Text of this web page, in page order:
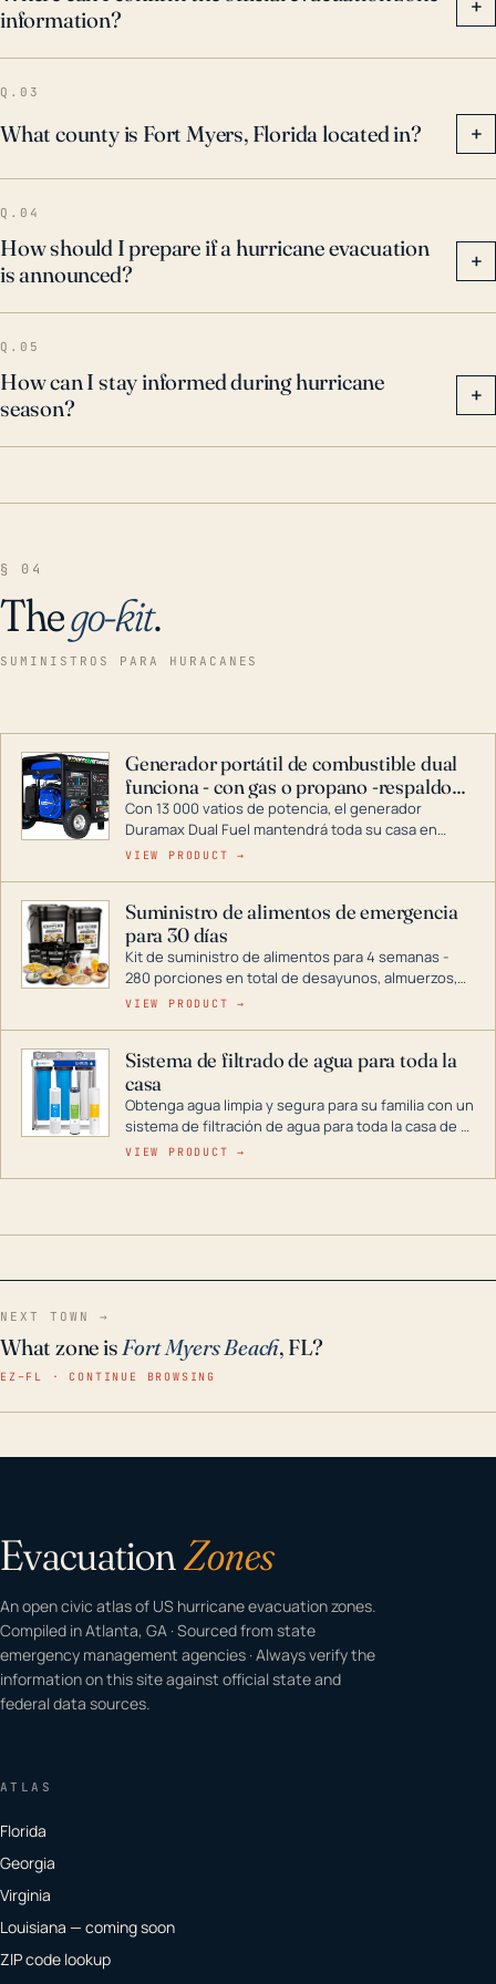
propiedades debido a los fuertes vientos. Teniendo
en cuenta la prominencia de las amenazas de
huracanes en esta área, todos los residentes deben
tener planes de evacuación y preparación integral en
su lugar. Es esencial seguir de cerca el desarrollo de
las tormentas y escuchar los pronósticos y alertas
meteorológicas profesionales.
information?
+
Q.03
What county is Fort Myers, Florida located in? +
Q.04
How should I prepare if a hurricane evacuation
is announced?
+
Q.05
How can I stay informed during hurricane
season?
+
§ 04
Thego-kit.
SUMINISTROS PARA HURACANES
Generador portátil de combustible dual
funciona - con gas o propano -respaldo
para el hogar
Con 13 000 vatios de potencia, el generador
Duramax Dual Fuel mantendrá toda su casa en
funcionamiento durante una tormenta o un corte
combustible dual, con una gama completa que
abarca desde inversores digitales hasta
generadores que pueden alimentar toda su casa.
VIEW PRODUCT →
Suministro de alimentos de emergencia
para 30 días
Kit de suministro de alimentos para 4 semanas -
280 porciones en total de desayunos, almuerzos,
cenas y postres. Se puede almacenar durante
VIEW PRODUCT →
Sistema de filtrado de agua para toda la
casa
Obtenga agua limpia y segura para su familia con un
sistema de filtración de agua para toda la casa de 3
etapas. La tecnología avanzada de este filtro
en situaciones de emergencia.
VIEW PRODUCT →
NEXT TOWN →
What zone isFort Myers Beach, FL?
EZ–FL · CONTINUE BROWSING
EvacuationZones
An open civic atlas of US hurricane evacuation zones.
Compiled in Atlanta, GA · Sourced from state
emergency management agencies · Always verify the
information on this site against official state and
federal data sources.
ATLAS
Florida
Georgia
Virginia
Louisiana — coming soon
ZIP code lookup